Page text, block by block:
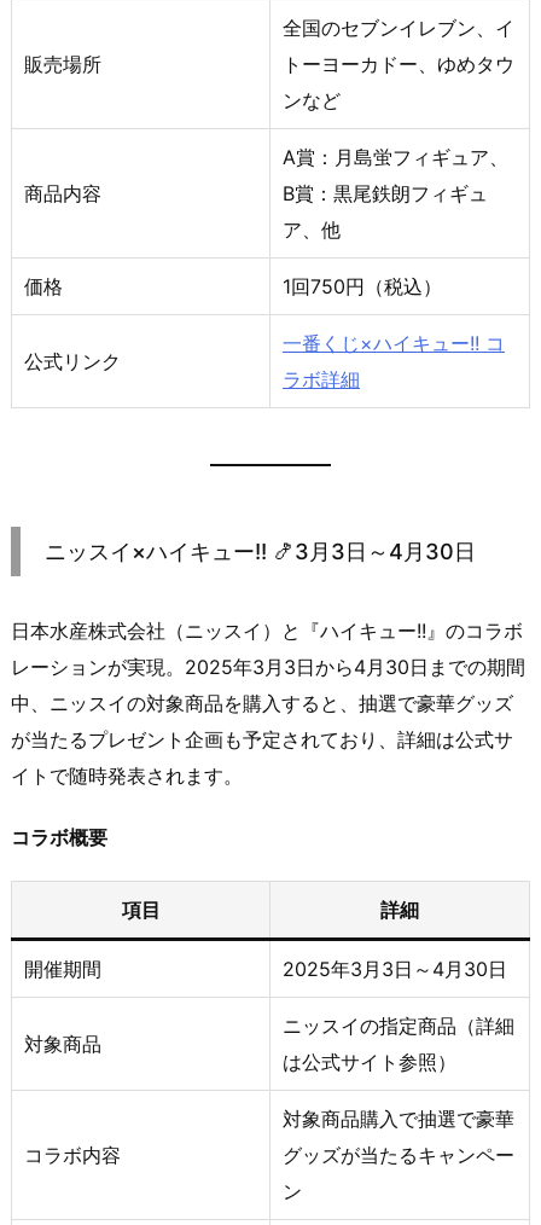
販売場所
全国のセブンイレブン、イ
トーヨーカドー、ゆめタウ
ンなど
商品内容
A賞：月島蛍フィギュア、
B賞：黒尾鉄朗フィギュ
ア、他
価格 1回750円（税込）
公式リンク
一番くじ×ハイキュー!! コ
ラボ詳細
ニッスイ×ハイキュー!! 🍤3月3日～4月30日
日本水産株式会社（ニッスイ）と『ハイキュー!!』のコラボ
レーションが実現。​2025年3月3日から4月30日までの期間
中、ニッスイの対象商品を購入すると、抽選で豪華グッズ
が当たるプレゼント企画も予定されており、詳細は公式サ
イトで随時発表されます。​
コラボ概要
項目 詳細
開催期間 2025年3月3日～4月30日
対象商品
ニッスイの指定商品（詳細
は公式サイト参照）
コラボ内容
対象商品購入で抽選で豪華
グッズが当たるキャンペー
ン